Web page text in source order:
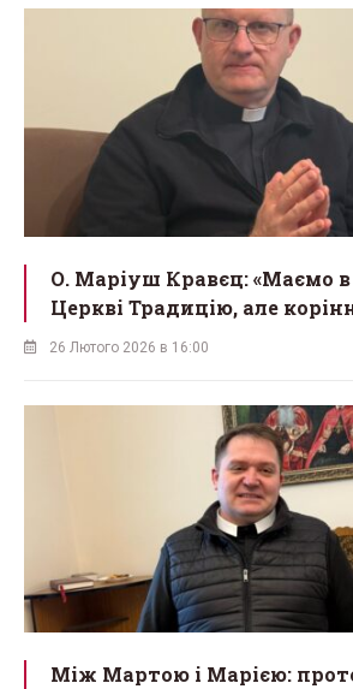
О. Маріуш Кравєц: «Маємо
Церкві Традицію, але
26 Лютого 2026 в 16:00
Між Мартою і Марією: